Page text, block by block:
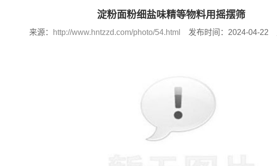
淀粉面粉细盐味精等物料用摇摆筛
来源： http://www.hntzzd.com/photo/54.html 发布时间：2024-04-22